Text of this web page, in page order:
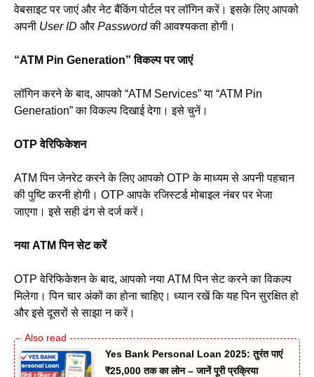
वेबसाइट पर जाएं और नेट बैंकिंग पोर्टल पर लॉगिन करें। इसके लिए आपको
अपनी User ID औरPasswordकी आवश्यकता होगी।
“ATM Pin Generation” विकल्प पर जाएं
लॉगिन करने के बाद, आपको “ATM Services” या “ATM Pin
Generation” का विकल्प दिखाई देगा। इसे चुनें।
OTP वेरिफिकेशन
ATM पिन जेनरेट करने के लिए आपको OTP के माध्यम से अपनी पहचान
की पुष्टि करनी होगी। OTP आपके रजिस्टर्ड मोबाइल नंबर पर भेजा
जाएगा। इसे सही ढंग से दर्ज करें।
नया ATM पिन सेट करें
OTP वेरिफिकेशन के बाद, आपको नया ATM पिन सेट करने का विकल्प
मिलेगा। पिन चार अंकों का होना चाहिए। ध्यान रखें कि यह पिन सुरक्षित हो
और इसे दूसरों से साझा न करें।
Yes Bank Personal Loan 2025: तुरंत पाएं
₹25,000 तक का लोन – जानें पूरी प्रक्रिया